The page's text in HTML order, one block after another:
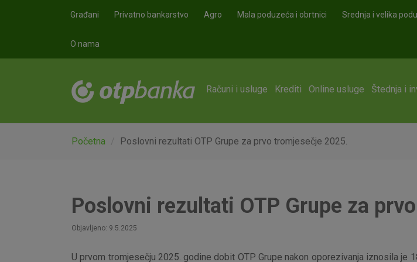
Građani Privatno bankarstvo Agro Mala poduzeća i obrtnici Srednja i velika
O nama
Računi i usluge Krediti Online usluge Štednja i
Početna Poslovni rezultati OTP Grupe za prvo tromjesečje 2025.
Poslovni rezultati OTP Grupe za
Objavljeno: 9.5.2025
U prvom tromjesečju 2025. godine dobit OTP Grupe nakon oporezivanja iznosila je